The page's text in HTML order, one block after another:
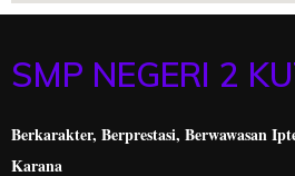
SMP NEGERI 2
Berkarakter, Berprestasi, Berwawasan
Karana